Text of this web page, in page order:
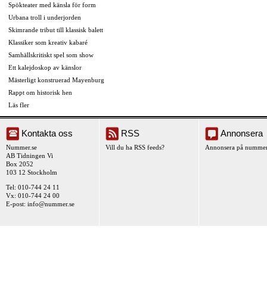
Spökteater med känsla för form
Urbana troll i underjorden
Skimrande tribut till klassisk balett
Klassiker som kreativ kabaré
Samhällskritiskt spel som show
Ett kalejdoskop av känslor
Mästerligt konstruerad Mayenburg
Rappt om historisk hen
Läs fler
Kontakta oss
Nummer.se
AB Tidningen Vi
Box 2052
103 12 Stockholm
Tel: 010-744 24 11
Vx: 010-744 24 00
E-post: info@nummer.se
RSS
Vill du ha RSS feeds?
Annonsera
Annonsera på